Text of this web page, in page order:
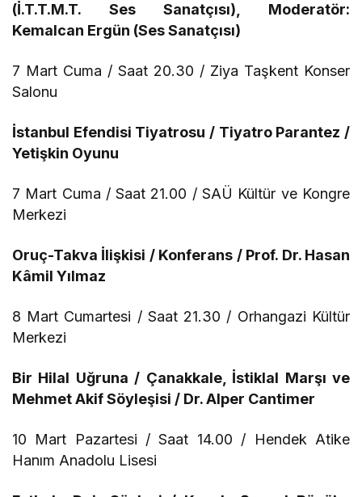
(İ.T.T.M.T. Ses Sanatçısı), Moderatör:
Kemalcan Ergün (Ses Sanatçısı)
7 Mart Cuma / Saat 20.30 / Ziya Taşkent Konser
Salonu
İstanbul Efendisi Tiyatrosu / Tiyatro Parantez /
Yetişkin Oyunu
7 Mart Cuma / Saat 21.00 / SAÜ Kültür ve Kongre
Merkezi
Oruç-Takva İlişkisi / Konferans / Prof. Dr. Hasan
Kâmil Yılmaz
8 Mart Cumartesi / Saat 21.30 / Orhangazi Kültür
Merkezi
Bir Hilal Uğruna / Çanakkale, İstiklal Marşı ve
Mehmet Akif Söyleşisi / Dr. Alper Cantimer
10 Mart Pazartesi / Saat 14.00 / Hendek Atike
Hanım Anadolu Lisesi